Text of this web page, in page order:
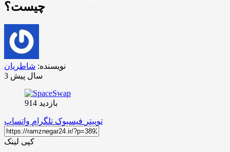
چیست؟
نویسنده: شاطریان
3 سال پیش
بازدید 914
توییتر فیسبوک تلگرام واتساپ
کپی لینک